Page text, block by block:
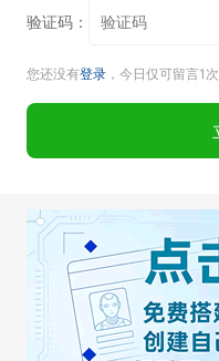
验证码：
您还没有登录 ，今日仅可留言1次